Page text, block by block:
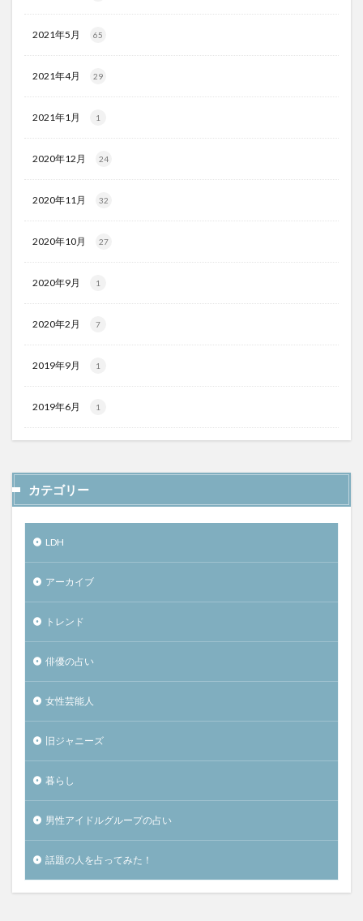
2021年5月 65
2021年4月 29
2021年1月 1
2020年12月 24
2020年11月 32
2020年10月 27
2020年9月 1
2020年2月 7
2019年9月 1
2019年6月 1
カテゴリー
LDH
アーカイブ
トレンド
俳優の占い
女性芸能人
旧ジャニーズ
暮らし
男性アイドルグループの占い
話題の人を占ってみた！